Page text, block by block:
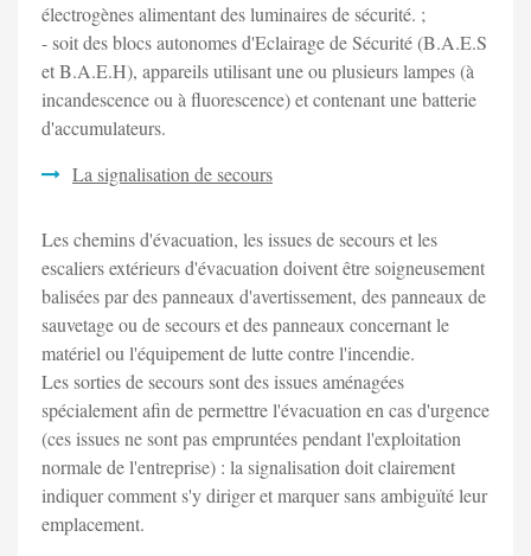
électrogènes alimentant des luminaires de sécurité. ;
- soit des blocs autonomes d'Eclairage de Sécurité (B.A.E.S
et B.A.E.H), appareils utilisant une ou plusieurs lampes (à
incandescence ou à fluorescence) et contenant une batterie
d'accumulateurs.
La signalisation de secours
Les chemins d'évacuation, les issues de secours et les
escaliers extérieurs d'évacuation doivent être soigneusement
balisées par des panneaux d'avertissement, des panneaux de
sauvetage ou de secours et des panneaux concernant le
matériel ou l'équipement de lutte contre l'incendie.
Les sorties de secours sont des issues aménagées
spécialement afin de permettre l'évacuation en cas d'urgence
(ces issues ne sont pas empruntées pendant l'exploitation
normale de l'entreprise) : la signalisation doit clairement
indiquer comment s'y diriger et marquer sans ambiguïté leur
emplacement.